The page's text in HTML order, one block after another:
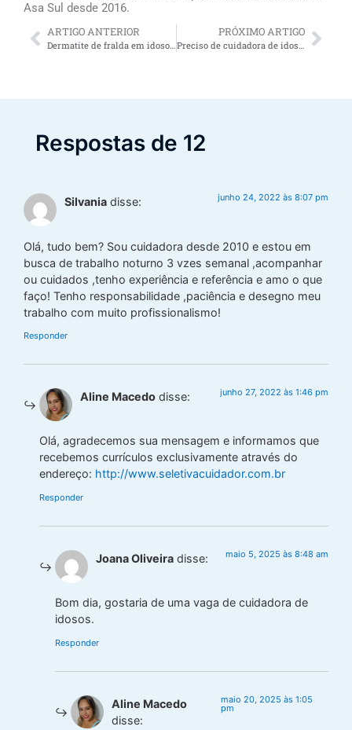
Asa Sul desde 2016.
ARTIGO ANTERIOR
Dermatite de fralda em idosos: 3 dicas para evitar
PRÓXIMO ARTIGO
Preciso de cuidadora de idosos urgente: leia se for o caso de sua família
Respostas de 12
Silvania disse: junho 24, 2022 às 8:07 pm
Olá, tudo bem? Sou cuidadora desde 2010 e estou em
busca de trabalho noturno 3 vzes semanal ,acompanhar
ou cuidados ,tenho experiência e referência e amo o que
faço! Tenho responsabilidade ,paciência e desegno meu
trabalho com muito profissionalismo!
Responder
Aline Macedo disse: junho 27, 2022 às 1:46 pm
Olá, agradecemos sua mensagem e informamos que
recebemos currículos exclusivamente através do
endereço: http://www.seletivacuidador.com.br
Responder
Joana Oliveira disse: maio 5, 2025 às 8:48 am
Bom dia, gostaria de uma vaga de cuidadora de
idosos.
Responder
Aline Macedo
disse:
maio 20, 2025 às 1:05
pm